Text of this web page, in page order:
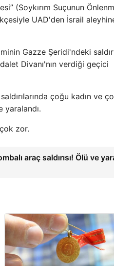
(Soykırım Suçunun
UAD'den İsrail
Gazze Şeridi'ndeki
Divanı'nın verdiği geçici
çoğu kadın ve
zor.
araç saldırısı! Ölü ve